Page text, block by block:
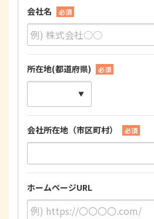
会社名 必須
所在地(都道府県) 必須
会社所在地（市区町村） 必須
ホームページURL